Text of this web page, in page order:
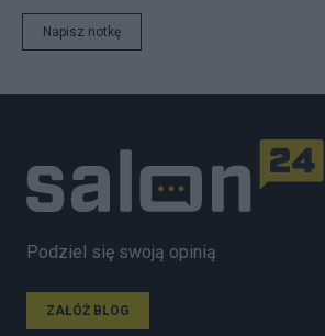
Napisz notkę
Podziel się swoją opinią
ZAŁÓŻ BLOG